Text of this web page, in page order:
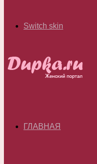
Switch skin
ГЛАВНАЯ